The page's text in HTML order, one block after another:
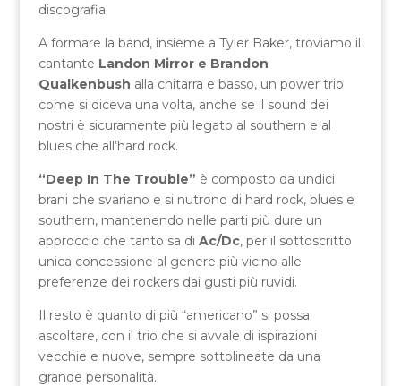
discografia.
A formare la band, insieme a Tyler Baker, troviamo il
cantante Landon Mirror e Brandon
Qualkenbush alla chitarra e basso, un power trio
come si diceva una volta, anche se il sound dei
nostri è sicuramente più legato al southern e al
blues che all’hard rock.
“Deep In The Trouble” è composto da undici
brani che svariano e si nutrono di hard rock, blues e
southern, mantenendo nelle parti più dure un
approccio che tanto sa di Ac/Dc, per il sottoscritto
unica concessione al genere più vicino alle
preferenze dei rockers dai gusti più ruvidi.
Il resto è quanto di più “americano” si possa
ascoltare, con il trio che si avvale di ispirazioni
vecchie e nuove, sempre sottolineate da una
grande personalità.